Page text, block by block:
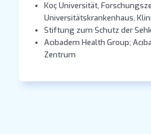
Koç Universität,
Universitätskrankenhaus,
Stiftung zum Schutz der
Acıbadem Health Group;
Zentrum